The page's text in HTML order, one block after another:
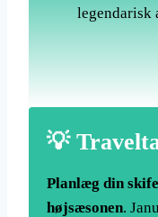
legendarisk
💡
Planlæg din
højsæsonen.